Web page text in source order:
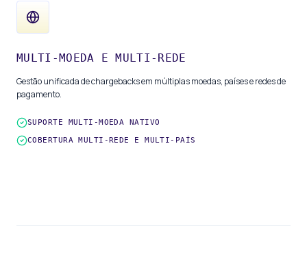
MULTI-MOEDA E MULTI-REDE
Gestão unificada de chargebacks em múltiplas moedas, países e redes de
pagamento.
SUPORTE MULTI-MOEDA NATIVO
COBERTURA MULTI-REDE E MULTI-PAÍS